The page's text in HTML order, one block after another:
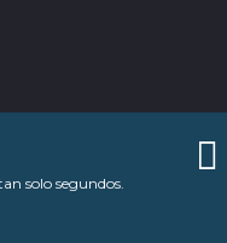
solo segundos.